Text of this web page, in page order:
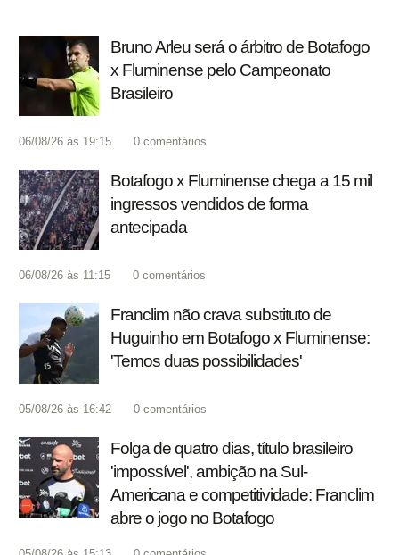
Bruno Arleu será o árbitro de Botafogo
x Fluminense pelo Campeonato
Brasileiro
06/08/26 às 19:15 0 comentários
Botafogo x Fluminense chega a 15 mil
ingressos vendidos de forma
antecipada
06/08/26 às 11:15 0 comentários
Franclim não crava substituto de
Huguinho em Botafogo x Fluminense:
'Temos duas possibilidades'
05/08/26 às 16:42 0 comentários
Folga de quatro dias, título brasileiro
'impossível', ambição na Sul-
Americana e competitividade: Franclim
abre o jogo no Botafogo